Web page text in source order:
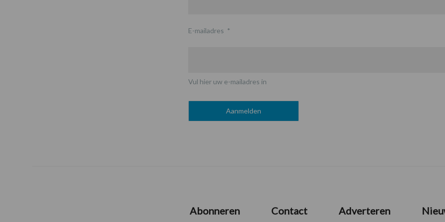
E-mailadres *
Vul hier uw e-mailadres in
Abonneren Contact Adverteren